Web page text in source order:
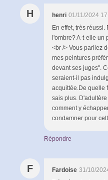
H henri 01/11/2024
En effet, très
l'ombre? A-t-elle un
<br /> Vous parliez
mes peintures
devant ses juges".
seraient-il pas
acquittée.De quelle
sais plus.
comment y
condamner pour
Répondre
F Fardoise 31/10/